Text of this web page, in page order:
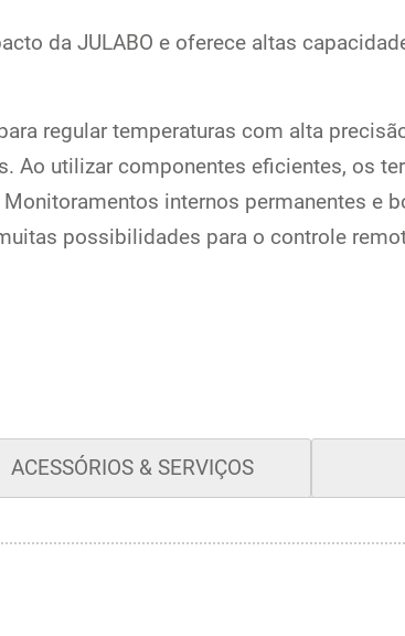
da JULABO e oferece altas
regular temperaturas com alta
Ao utilizar componentes eficientes, os
internos permanentes e
possibilidades para o controle
ACESSÓRIOS & SERVIÇOS